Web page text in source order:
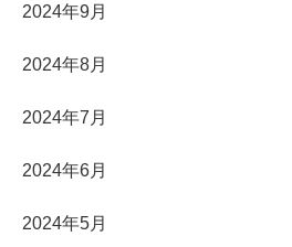
2024年9月
2024年8月
2024年7月
2024年6月
2024年5月